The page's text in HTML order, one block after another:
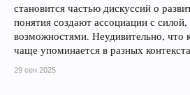
становится частью дискуссий о
понятия создают ассоциации с
возможностями. Неудивительно, что
чаще упоминается в разных
29 сен 2025